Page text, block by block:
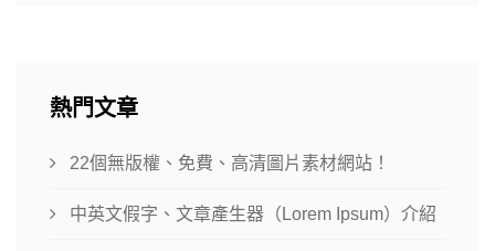
熱門文章
22個無版權、免費、高清圖片素材網站！
中英文假字、文章產生器（Lorem Ipsum）介紹